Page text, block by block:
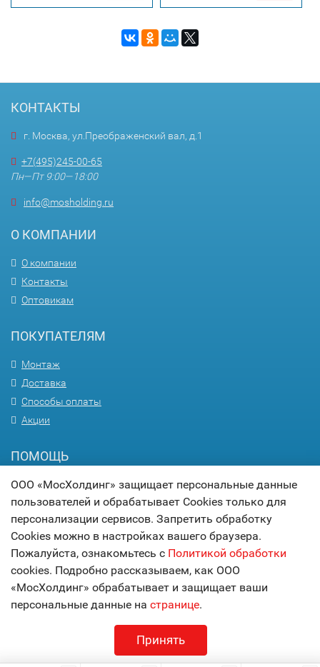
КОНТАКТЫ
г. Москва, ул.Преображенский вал, д.1
+7(495)245-00-65
Пн—Пт 9:00—18:00
info@mosholding.ru
О КОМПАНИИ
О компании
Контакты
Оптовикам
ПОКУПАТЕЛЯМ
Монтаж
Доставка
Способы оплаты
Акции
ПОМОЩЬ
Вопрос-ответ
Гарантия
Статьи
Карта сайта
© 2017 МОСХОЛДИНГ
технологии комфорта
ООО «МосХолдинг» защищает персональные данные
пользователей и обрабатывает Cookies только для
персонализации сервисов. Запретить обработку
Cookies можно в настройках вашего браузера.
Пожалуйста, ознакомьтесь с Политикой обработки
cookies. Подробно рассказываем, как ООО
«МосХолдинг» обрабатывает и защищает ваши
персональные данные на странице.
Принять